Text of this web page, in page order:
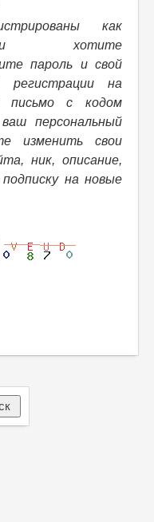
как
хотите
пароль и свой
на
письмо с кодом
персональный
изменить свои
ник, описание,
на новые